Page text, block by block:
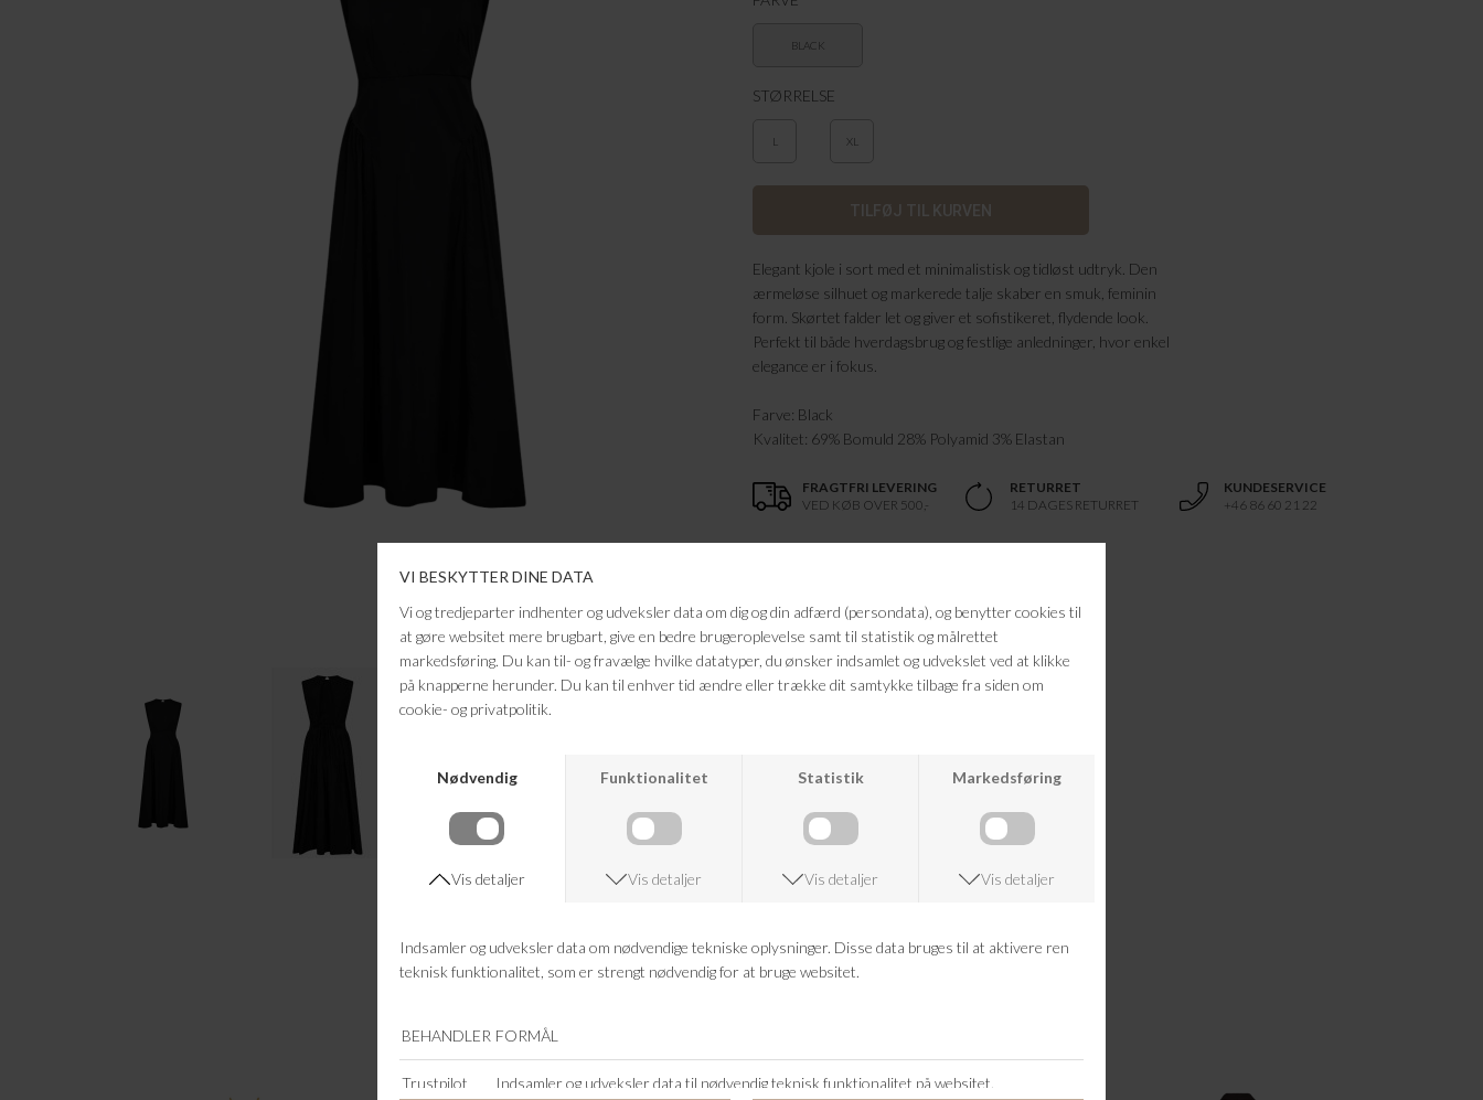
BLACK
STØRRELSE
L XL
Elegant kjole i sort med et minimalistisk og tidløst udtryk. Den
ærmeløse silhuet og markerede talje skaber en smuk, feminin
form. Skørtet falder let og giver et sofistikeret, flydende look.
Perfekt til både hverdagsbrug og festlige anledninger, hvor enkel
elegance er i fokus.
Farve: Black
Kvalitet: 69% Bomuld 28% Polyamid 3% Elastan
FRAGTFRI LEVERING
VED KØB OVER 500,-
RETURRET
14 DAGES RETURRET
KUNDESERVICE
+46 86 60 21 22
ANDRE KØBTE OGSÅ